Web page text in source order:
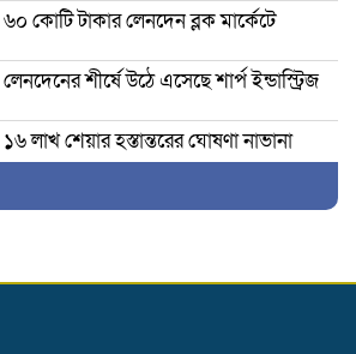
৬০ কোটি টাকার লেনদেন ব্লক মার্কেটে
লেনদেনের শীর্ষে উঠে এসেছে শার্প ইন্ডাস্ট্রিজ
১৬ লাখ শেয়ার হস্তান্তরের ঘোষণা নাভানা
মাইডাস ফাইন্যান্সের বোর্ড সভার তারিখ